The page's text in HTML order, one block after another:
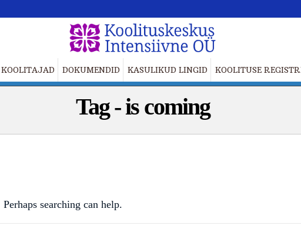
KOOLITAJAD DOKUMENDID KASULIKUD LINGID KOOLITUSE
Tag - is coming
searching can help.